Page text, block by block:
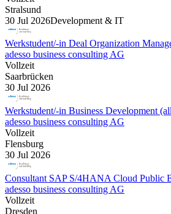
Stralsund
30 Jul 2026Development & IT
Werkstudent/-in Deal Organization
adesso business consulting AG
Vollzeit
Saarbrücken
30 Jul 2026
Werkstudent/-in Business Development
adesso business consulting AG
Vollzeit
Flensburg
30 Jul 2026
Consultant SAP S/4HANA Cloud Public
adesso business consulting AG
Vollzeit
Dresden